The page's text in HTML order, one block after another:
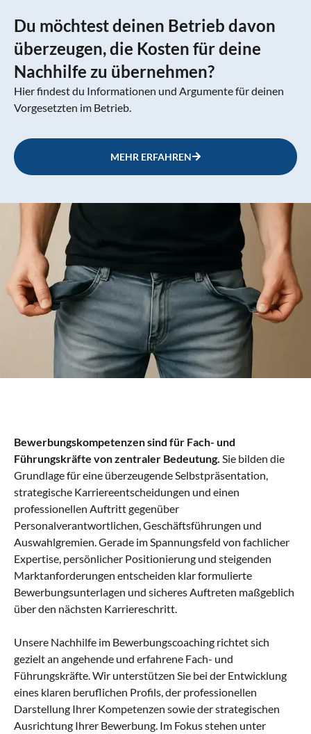
Du möchtest deinen Betrieb davon
überzeugen, die Kosten für deine
Nachhilfe zu übernehmen?
Hier findest du Informationen und Argumente für deinen
Vorgesetzten im Betrieb.
MEHR ERFAHREN
Bewerbungskompetenzen sind für Fach- und
Führungskräfte von zentraler Bedeutung. Sie bilden die
Grundlage für eine überzeugende Selbstpräsentation,
strategische Karriereentscheidungen und einen
professionellen Auftritt gegenüber
Personalverantwortlichen, Geschäftsführungen und
Auswahlgremien. Gerade im Spannungsfeld von fachlicher
Expertise, persönlicher Positionierung und steigenden
Marktanforderungen entscheiden klar formulierte
Bewerbungsunterlagen und sicheres Auftreten maßgeblich
über den nächsten Karriereschritt.
Unsere Nachhilfe im Bewerbungscoaching richtet sich
gezielt an angehende und erfahrene Fach- und
Führungskräfte. Wir unterstützen Sie bei der Entwicklung
eines klaren beruflichen Profils, der professionellen
Darstellung Ihrer Kompetenzen sowie der strategischen
Ausrichtung Ihrer Bewerbung. Im Fokus stehen unter